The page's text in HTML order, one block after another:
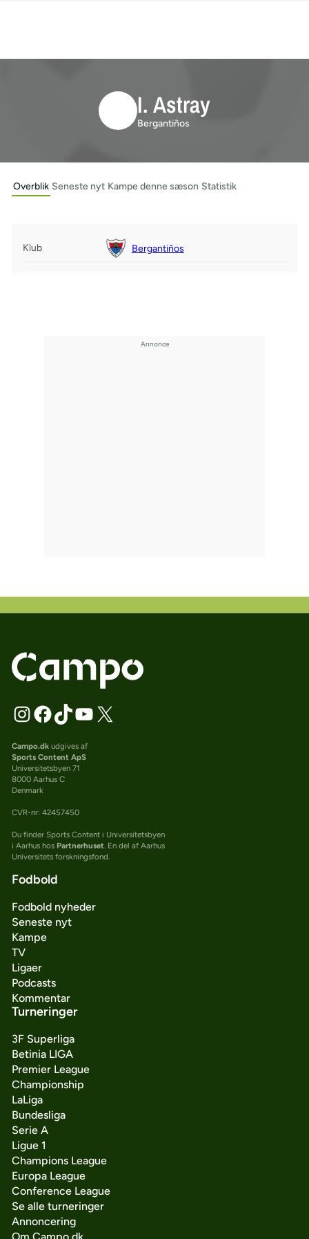
I. Astray
Bergantiños
Overblik Seneste nyt Kampe denne sæson Statistik
Klub Bergantiños
Campo.dkudgives af
Sports Content ApS
Universitetsbyen 71
8000 Aarhus C
Denmark
CVR-nr: 42457450
Du finder Sports Content i Universitetsbyen
i Aarhus hos Partnerhuset. En del af Aarhus
Universitets forskningsfond.
Fodbold
Fodbold nyheder
Seneste nyt
Kampe
TV
Ligaer
Podcasts
Kommentar
Turneringer
3F Superliga
Betinia LIGA
Premier League
Championship
LaLiga
Bundesliga
Serie A
Ligue 1
Champions League
Europa League
Conference League
Se alle turneringer
Annoncering